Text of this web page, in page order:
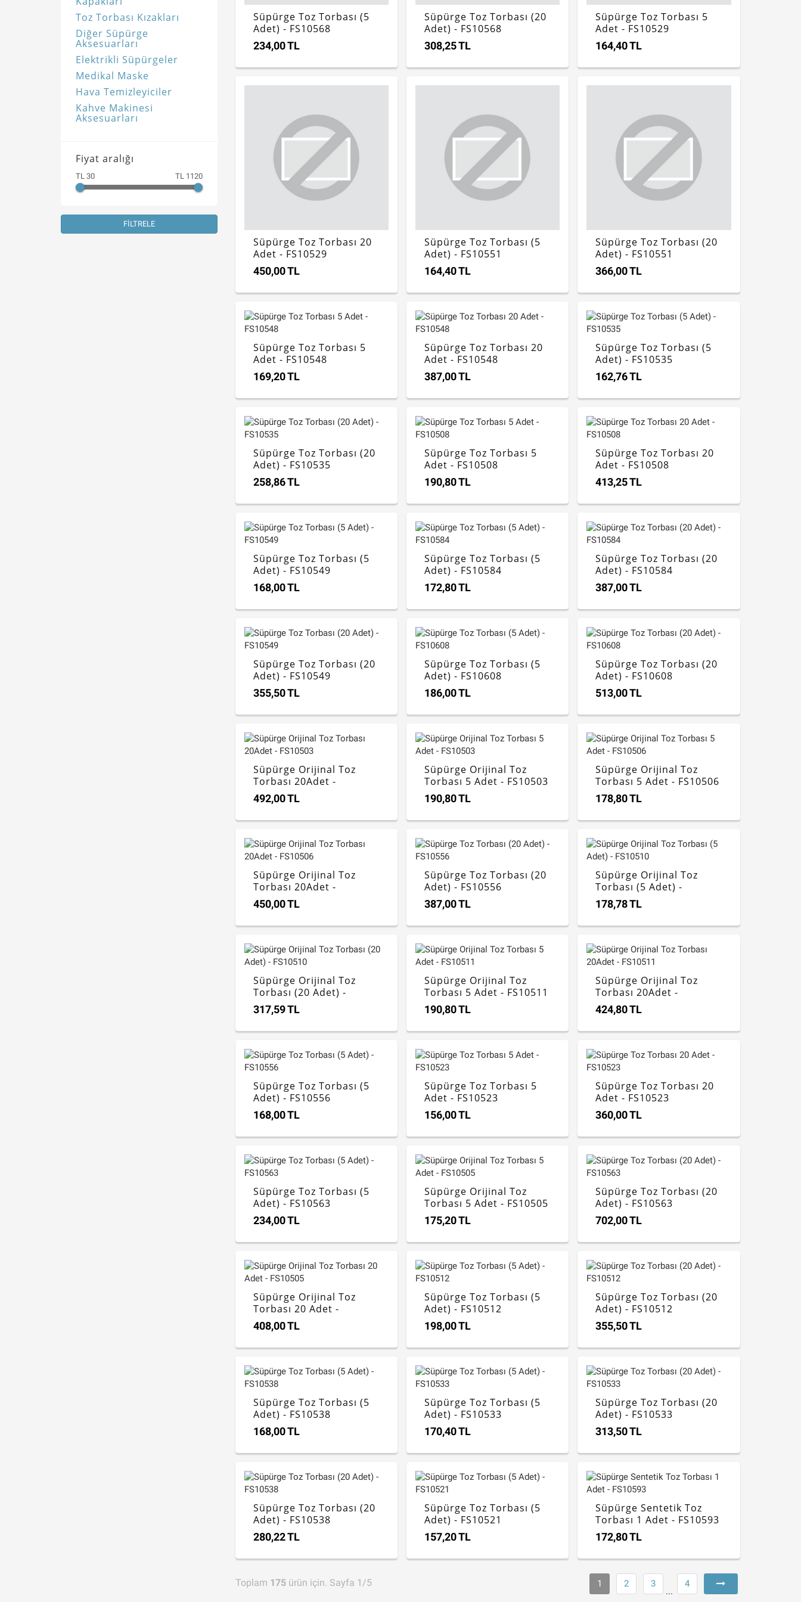
Toz Torbası Kızakları
Diğer Süpürge
Aksesuarları
Elektrikli Süpürgeler
Medikal Maske
Hava Temizleyiciler
Kahve Makinesi
Aksesuarları
Fiyat aralığı
TL 30 TL 1120
FİLTRELE
Süpürge Toz Torbası (5
Adet) - FS10568
234,00 TL
Süpürge Toz Torbası (20
Adet) - FS10568
308,25 TL
Süpürge Toz Torbası 5
Adet - FS10529
164,40 TL
Süpürge Toz Torbası 20
Adet - FS10529
450,00 TL
Süpürge Toz Torbası (5
Adet) - FS10551
164,40 TL
Süpürge Toz Torbası (20
Adet) - FS10551
366,00 TL
Süpürge Toz Torbası 5
Adet - FS10548
169,20 TL
Süpürge Toz Torbası 20
Adet - FS10548
387,00 TL
Süpürge Toz Torbası (5
Adet) - FS10535
162,76 TL
Süpürge Toz Torbası (20
Adet) - FS10535
258,86 TL
Süpürge Toz Torbası 5
Adet - FS10508
190,80 TL
Süpürge Toz Torbası 20
Adet - FS10508
413,25 TL
Süpürge Toz Torbası (5
Adet) - FS10549
168,00 TL
Süpürge Toz Torbası (5
Adet) - FS10584
172,80 TL
Süpürge Toz Torbası (20
Adet) - FS10584
387,00 TL
Süpürge Toz Torbası (20
Adet) - FS10549
355,50 TL
Süpürge Toz Torbası (5
Adet) - FS10608
186,00 TL
Süpürge Toz Torbası (20
Adet) - FS10608
513,00 TL
Süpürge Orijinal Toz
Torbası 20Adet -
FS10503
492,00 TL
Süpürge Orijinal Toz
Torbası 5 Adet - FS10503
190,80 TL
Süpürge Orijinal Toz
Torbası 5 Adet - FS10506
178,80 TL
Süpürge Orijinal Toz
Torbası 20Adet -
FS10506
450,00 TL
Süpürge Toz Torbası (20
Adet) - FS10556
387,00 TL
Süpürge Orijinal Toz
Torbası (5 Adet) -
FS10510
178,78 TL
Süpürge Orijinal Toz
Torbası (20 Adet) -
FS10510
317,59 TL
Süpürge Orijinal Toz
Torbası 5 Adet - FS10511
190,80 TL
Süpürge Orijinal Toz
Torbası 20Adet -
FS10511
424,80 TL
Süpürge Toz Torbası (5
Adet) - FS10556
168,00 TL
Süpürge Toz Torbası 5
Adet - FS10523
156,00 TL
Süpürge Toz Torbası 20
Adet - FS10523
360,00 TL
Süpürge Toz Torbası (5
Adet) - FS10563
234,00 TL
Süpürge Orijinal Toz
Torbası 5 Adet - FS10505
175,20 TL
Süpürge Toz Torbası (20
Adet) - FS10563
702,00 TL
Süpürge Orijinal Toz
Torbası 20 Adet -
FS10505
408,00 TL
Süpürge Toz Torbası (5
Adet) - FS10512
198,00 TL
Süpürge Toz Torbası (20
Adet) - FS10512
355,50 TL
Süpürge Toz Torbası (5
Adet) - FS10538
168,00 TL
Süpürge Toz Torbası (5
Adet) - FS10533
170,40 TL
Süpürge Toz Torbası (20
Adet) - FS10533
313,50 TL
Süpürge Toz Torbası (20
Adet) - FS10538
280,22 TL
Süpürge Toz Torbası (5
Adet) - FS10521
157,20 TL
Süpürge Sentetik Toz
Torbası 1 Adet - FS10593
172,80 TL
Toplam 175ürün için. Sayfa 1/5 1 2 3
...
4